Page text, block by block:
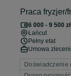
Praca
6 000 - 9 500
Łańcut
Pełny etat
Umowa
Doświadczenie